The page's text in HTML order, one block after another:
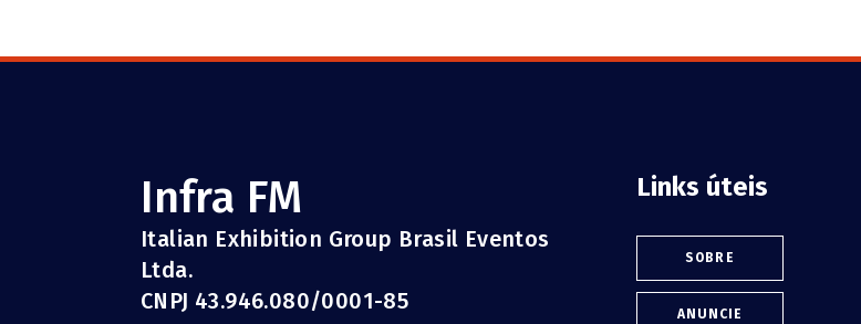
Infra FM
Italian Exhibition Group Brasil Eventos
Ltda.
CNPJ 43.946.080/0001-85
Links úteis
SOBRE
ANUNCIE